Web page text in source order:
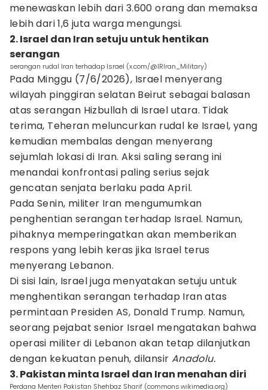
menewaskan lebih dari 3.600 orang dan memaksa
lebih dari 1,6 juta warga mengungsi.
2. Israel dan Iran setuju untuk hentikan
serangan
serangan rudal Iran terhadap Israel (x.com/@IRIran_Military)
Pada Minggu (7/6/2026), Israel menyerang
wilayah pinggiran selatan Beirut sebagai balasan
atas serangan Hizbullah di Israel utara. Tidak
terima, Teheran meluncurkan rudal ke Israel, yang
kemudian membalas dengan menyerang
sejumlah lokasi di Iran. Aksi saling serang ini
menandai konfrontasi paling serius sejak
gencatan senjata berlaku pada April.
Pada Senin, militer Iran mengumumkan
penghentian serangan terhadap Israel. Namun,
pihaknya memperingatkan akan memberikan
respons yang lebih keras jika Israel terus
menyerang Lebanon.
Di sisi lain, Israel juga menyatakan setuju untuk
menghentikan serangan terhadap Iran atas
permintaan Presiden AS, Donald Trump. Namun,
seorang pejabat senior Israel mengatakan bahwa
operasi militer di Lebanon akan tetap dilanjutkan
dengan kekuatan penuh, dilansir Anadolu.
3. Pakistan minta Israel dan Iran menahan diri
Perdana Menteri Pakistan Shehbaz Sharif (commons.wikimedia.org)